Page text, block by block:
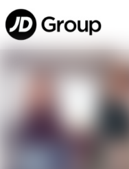
Ga naar hoofdinhoud
JD